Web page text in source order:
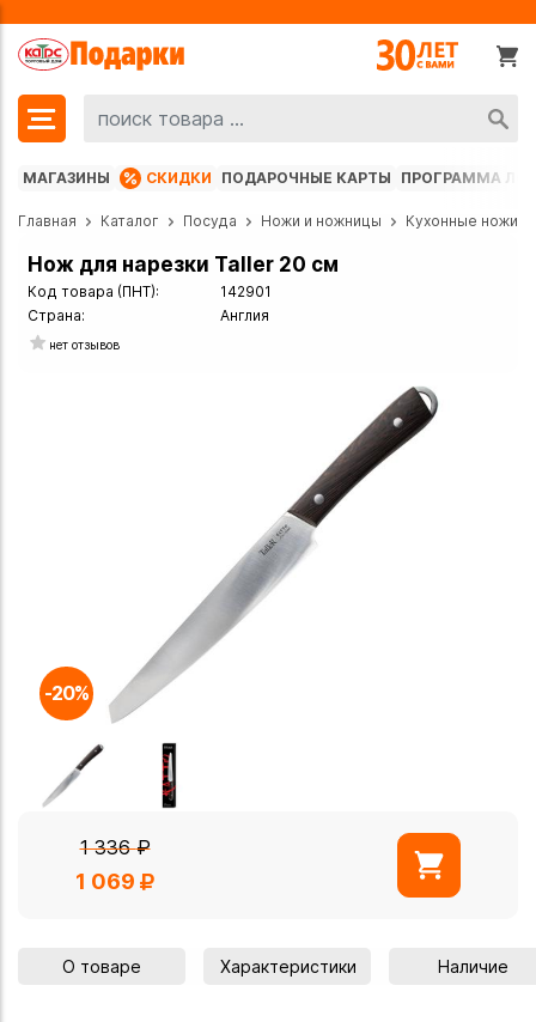
МАГАЗИНЫ СКИДКИ ПОДАРОЧНЫЕ КАРТЫ ПРОГРАММА
Главная Каталог Посуда Ножи и ножницы Кухонные ножи
Нож для нарезки Taller 20 см
Код товара (ПНТ):
142901
Страна:
Англия
нет отзывов
-20%
1 336₽
1 069
О товаре Характеристики Наличие